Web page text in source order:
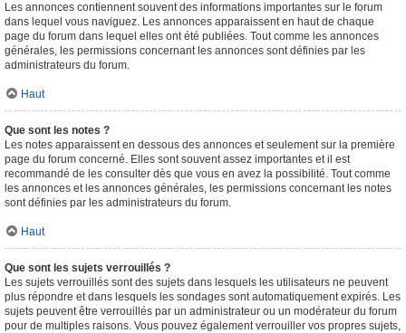
Les annonces contiennent souvent des informations importantes sur le forum
dans lequel vous naviguez. Les annonces apparaissent en haut de chaque
page du forum dans lequel elles ont été publiées. Tout comme les annonces
générales, les permissions concernant les annonces sont définies par les
administrateurs du forum.
Haut
Que sont les notes ?
Les notes apparaissent en dessous des annonces et seulement sur la première
page du forum concerné. Elles sont souvent assez importantes et il est
recommandé de les consulter dès que vous en avez la possibilité. Tout comme
les annonces et les annonces générales, les permissions concernant les notes
sont définies par les administrateurs du forum.
Haut
Que sont les sujets verrouillés ?
Les sujets verrouillés sont des sujets dans lesquels les utilisateurs ne peuvent
plus répondre et dans lesquels les sondages sont automatiquement expirés. Les
sujets peuvent être verrouillés par un administrateur ou un modérateur du forum
pour de multiples raisons. Vous pouvez également verrouiller vos propres sujets,